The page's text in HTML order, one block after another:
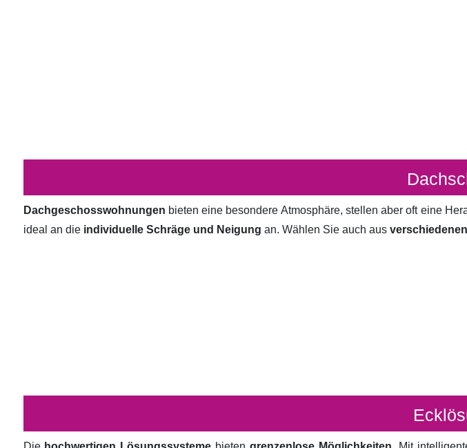
Dachgeschosswohnungen bieten eine besondere Atmosphäre, stellen aber oft eine
ideal an die individuelle Schräge und Neigung an. Wählen Sie auch aus